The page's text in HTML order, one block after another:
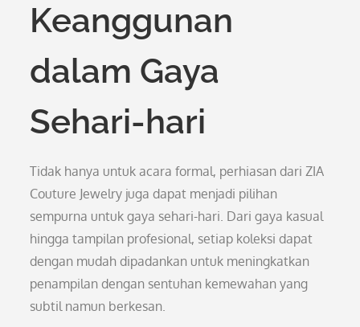
Keanggunan
dalam Gaya
Sehari-hari
Tidak hanya untuk acara formal, perhiasan dari ZIA
Couture Jewelry juga dapat menjadi pilihan
sempurna untuk gaya sehari-hari. Dari gaya kasual
hingga tampilan profesional, setiap koleksi dapat
dengan mudah dipadankan untuk meningkatkan
penampilan dengan sentuhan kemewahan yang
subtil namun berkesan.